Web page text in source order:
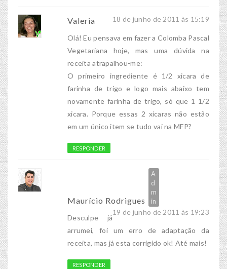
Valeria 18 de junho de 2011 às 15:19
Olá! Eu pensava em fazer a Colomba Pascal
Vegetariana hoje, mas uma dúvida na
receita atrapalhou-me:
O primeiro ingrediente é 1/2 xicara de
farinha de trigo e logo mais abaixo tem
novamente farinha de trigo, só que 1 1/2
xicara. Porque essas 2 xícaras não estão
em um único item se tudo vai na MFP?
RESPONDER
Maurício Rodrigues
19 de junho de 2011 às 19:23
Desculpe já
arrumei, foi um erro de adaptação da
receita, mas já esta corrigido ok! Até mais!
RESPONDER